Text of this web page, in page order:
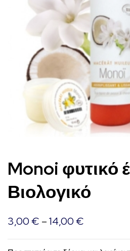
Monoi φυτικό
Βιολογικό
3,00€ –14,00€